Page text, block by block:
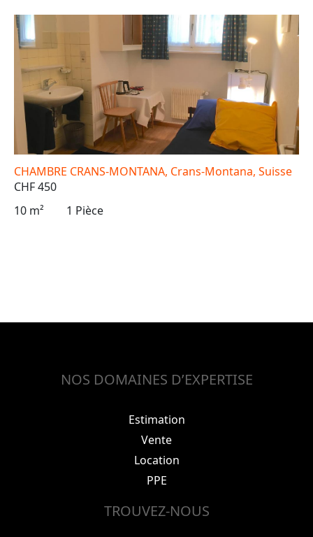
CHAMBRE CRANS-MONTANA, Crans-Montana, Suisse
CHF 450
10 m²
1 Pièce
NOS DOMAINES D’EXPERTISE
Estimation
Vente
Location
PPE
TROUVEZ-NOUS